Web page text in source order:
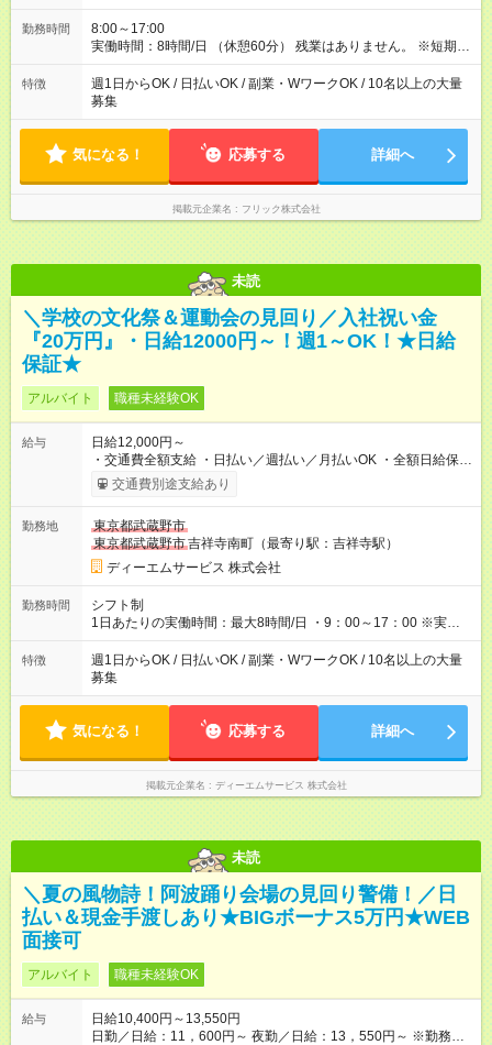
勤務時間
8:00～17:00
実働時間：8時間/日 （休憩60分） 残業はありません。 ※短期の
募集は行っておりません。予めご了承くださいませ。
特徴
週1日からOK / 日払いOK / 副業・WワークOK / 10名以上の大量
募集
気になる！ 応募する 詳細へ
掲載元企業名 フリック株式会社
未読
＼学校の文化祭＆運動会の見回り／入社祝い金
『20万円』・日給12000円～！週1～OK！★日給
保証★
アルバイト 職種未経験OK
給与
日給12,000円～
・交通費全額支給 ・日払い／週払い／月払いOK ・全額日給保証
あり ・－・－・－・－・－・－・－・－・－・－・ ★☆入社祝
金20万円★☆ ※1勤務毎に2000円ずつ支給！ ※100勤務目で合計
－・－・－・－・－・ ≪給与例≫ 月22日働いた場合 月給：26
万4，000円 ＝12，000円×22日 ※別途交通費 ----- ■法定研修：
20時間×1，226円／合計24，520円支給 『お弁当』支給もあり♪
【試用期間】試用期間なし
交通費別途支給あり
勤務地
東京都武蔵野市
東京都武蔵野市吉祥寺南町（最寄り駅：吉祥寺駅）
ディーエムサービス 株式会社
勤務時間
シフト制
1日あたりの実働時間：最大8時間/日 ・9：00～17：00 ※実働8
時間・休憩1時間 ⇒実は…16時くらいには終わっちゃうことがほ
とんどです！ ★早く勤務が終わっても日給保証あり！
特徴
週1日からOK / 日払いOK / 副業・WワークOK / 10名以上の大量
募集
気になる！ 応募する 詳細へ
掲載元企業名 ディーエムサービス 株式会社
未読
＼夏の風物詩！阿波踊り会場の見回り警備！／日
払い＆現金手渡しあり★BIGボーナス5万円★WEB
面接可
アルバイト 職種未経験OK
給与
日給10,400円～13,550円
日勤／日給：11，600円～ 夜勤／日給：13，550円～ ※勤務数